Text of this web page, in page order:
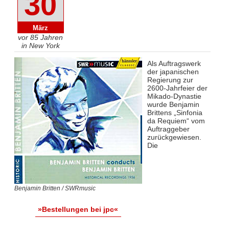
März
vor 85 Jahren
in New York
Benjamin Britten / SWRmusic
»Bestellungen bei jpc«
Als Auftragswerk
der japanischen
Regierung zur
2600-Jahrfeier der
Mikado-Dynastie
wurde Benjamin
Brittens „Sinfonia
da Requiem“ vom
Auftraggeber
zurückgewiesen.
Die